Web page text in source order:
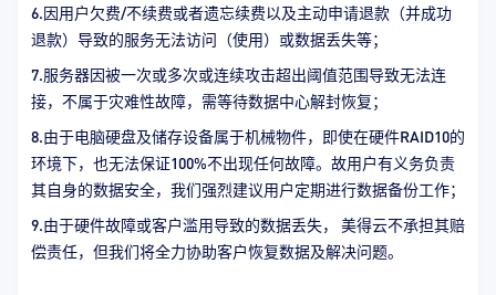
6.因用户欠费/不续费或者遗忘续费以及主动申请退款（并成功
退款）导致的服务无法访问（使用）或数据丢失等；
7.服务器因被一次或多次或连续攻击超出阈值范围导致无法连
接，不属于灾难性故障，需等待数据中心解封恢复；
8.由于电脑硬盘及储存设备属于机械物件，即使在硬件RAID10的
环境下，也无法保证100%不出现任何故障。故用户有义务负责
其自身的数据安全，我们强烈建议用户定期进行数据备份工作；
9.由于硬件故障或客户滥用导致的数据丢失， 美得云不承担其赔
偿责任，但我们将全力协助客户恢复数据及解决问题。